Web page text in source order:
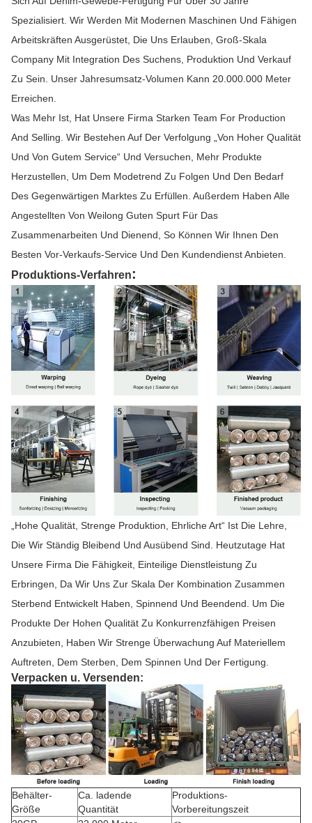
Spezialisiert. Wir Werden Mit Modernen Maschinen Und Fähigen
Arbeitskräften Ausgerüstet, Die Uns Erlauben, Groß-Skala
Company Mit Integration Des Suchens, Produktion Und Verkauf
Zu Sein. Unser Jahresumsatz-Volumen Kann 20.000.000 Meter
Erreichen.
Was Mehr Ist, Hat Unsere Firma Starken Team For Production
And Selling. Wir Bestehen Auf Der Verfolgung „von Hoher Qualität
Und Von Gutem Service“ Und Versuchen, Mehr Produkte
Herzustellen, Um Dem Modetrend Zu Folgen Und Den Bedarf
Des Gegenwärtigen Marktes Zu Erfüllen. Außerdem Haben Alle
Angestellten Von Weilong Guten Spurt Für Das
Zusammenarbeiten Und Dienend, So Können Wir Ihnen Den
Besten Vor-Verkaufs-Service Und Den Kundendienst Anbieten.
Produktions-Verfahren:
„Hohe Qualität, Strenge Produktion, Ehrliche Art“ Ist Die Lehre,
Die Wir Ständig Bleibend Und Ausübend Sind. Heutzutage Hat
Unsere Firma Die Fähigkeit, Einteilige Dienstleistung Zu
Erbringen, Da Wir Uns Zur Skala Der Kombination Zusammen
Sterbend Entwickelt Haben, Spinnend Und Beendend. Um Die
Produkte Der Hohen Qualität Zu Konkurrenzfähigen Preisen
Anzubieten, Haben Wir Strenge Überwachung Auf Materiellem
Auftreten, Dem Sterben, Dem Spinnen Und Der Fertigung.
Verpacken u. Versenden:
Behälter-
Größe
Ca. ladende
Quantität
Produktions-
Vorbereitungszeit